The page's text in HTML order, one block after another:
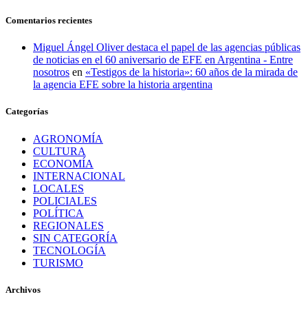
Comentarios recientes
Miguel Ángel Oliver destaca el papel de las agencias públicas
de noticias en el 60 aniversario de EFE en Argentina - Entre
nosotros en «Testigos de la historia»: 60 años de la mirada de
la agencia EFE sobre la historia argentina
Categorías
AGRONOMÍA
CULTURA
ECONOMÍA
INTERNACIONAL
LOCALES
POLICIALES
POLÍTICA
REGIONALES
SIN CATEGORÍA
TECNOLOGÍA
TURISMO
Archivos